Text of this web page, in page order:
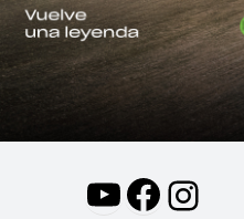
YouTube